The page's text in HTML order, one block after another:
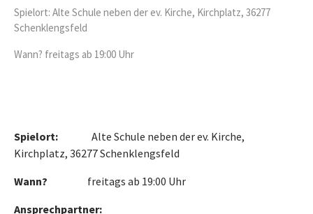
Spielort: Alte Schule neben der ev. Kirche, Kirchplatz, 36277
Schenklengsfeld
Wann? freitags ab 19:00 Uhr
Spielort: Alte Schule neben der ev. Kirche,
Kirchplatz, 36277 Schenklengsfeld
Wann? freitags ab 19:00 Uhr
Ansprechpartner: